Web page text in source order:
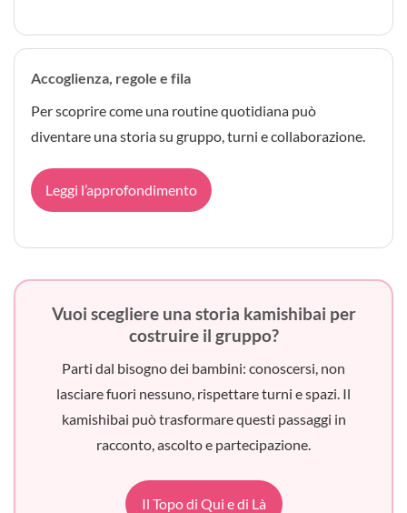
Accoglienza, regole e fila
Per scoprire come una routine quotidiana può
diventare una storia su gruppo, turni e collaborazione.
Leggi l’approfondimento
Vuoi scegliere una storia kamishibai per
costruire il gruppo?
Parti dal bisogno dei bambini: conoscersi, non
lasciare fuori nessuno, rispettare turni e spazi. Il
kamishibai può trasformare questi passaggi in
racconto, ascolto e partecipazione.
Il Topo di Qui e di Là